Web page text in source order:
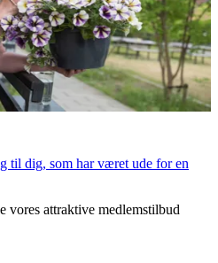
til dig, som har været ude for en
attraktive medlemstilbud